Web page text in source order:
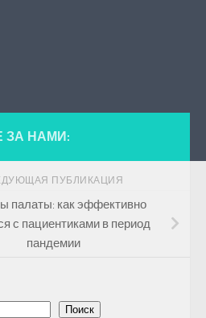
ЗА НАМИ:
ПУБЛИКАЦИЯ
палаты: как эффективно
с пациентиками в период
пандемии
Поиск